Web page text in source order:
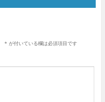
* が付いている欄は必須項目です